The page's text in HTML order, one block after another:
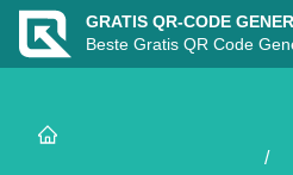
GRATIS QR-CODE
Beste Gratis QR Code
/